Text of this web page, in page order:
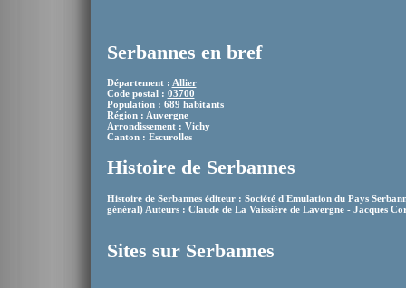
Serbannes en bref
Département : Allier
Code postal : 03700
Population : 689 habitants
Région : Auvergne
Arrondissement : Vichy
Canton : Escurolles
Histoire de Serbannes
Histoire de Serbannes éditeur : Société d'Emulation du Pays
général) Auteurs : Claude de La Vaissière de Lavergne - Jacques
Sites sur Serbannes